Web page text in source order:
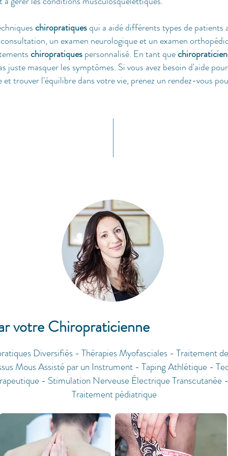
chiropratiquesqui a aidé différents types de patients
un examen neurologique et un examen
chiropratiquespersonnalisé. En tant quechiropraticien
juste masquer les symptômes. Si vous avez besoin d'aide
trouver l'équilibre dans votre vie, prenez un rendez-vous
votre Chiropraticienne
Diversifiés - Thérapies Myofasciales - Traitement
Mous Assisté par un Instrument- Taping Athlétique -
- Stimulation Nerveuse Électrique Transcutanée
Traitement pédiatrique